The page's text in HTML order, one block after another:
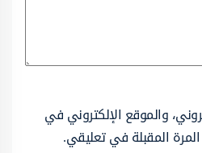
والموقع الإلكتروني في
المقبلة في تعليقي.